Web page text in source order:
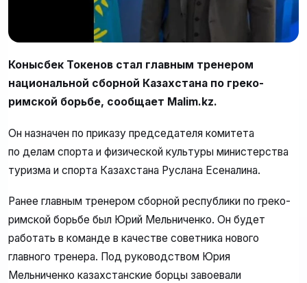
Конысбек Токенов стал главным тренером
национальной сборной Казахстана по греко-
римской борьбе, сообщает Malim.kz.
Он назначен по приказу председателя комитета
по делам спорта и физической культуры министерства
туризма и спорта Казахстана Руслана Есеналина.
Ранее главным тренером сборной республики по греко-
римской борьбе был Юрий Мельниченко. Он будет
работать в команде в качестве советника нового
главного тренера. Под руководством Юрия
Мельниченко казахстанские борцы завоевали